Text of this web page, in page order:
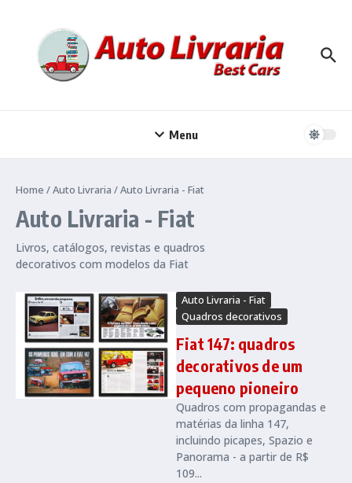
Menu
Home /Auto Livraria /Auto Livraria - Fiat
Auto Livraria - Fiat
Livros, catálogos, revistas e quadros
decorativos com modelos da Fiat
Auto Livraria - Fiat
Quadros decorativos
Fiat 147: quadros
decorativos de um
pequeno pioneiro
Quadros com propagandas e
matérias da linha 147,
incluindo picapes, Spazio e
Panorama - a partir de R$
109...